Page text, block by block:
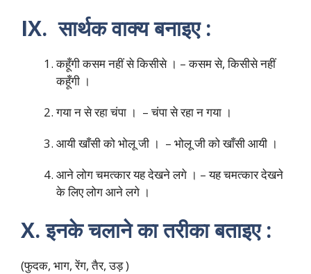
IX. सार्थक वाक्य बनाइए :
कहूँगी कसम नहीं से किसीसे । – कसम से, किसीसे नहीं
कहूँगी ।
गया न से रहा चंपा । – चंपा से रहा न गया ।
आयी खाँसी को भोलू जी । – भोलू जी को खाँसी आयी ।
आने लोग चमत्कार यह देखने लगे । – यह चमत्कार देखने
के लिए लोग आने लगे ।
X. इनके चलाने का तरीका बताइए :
(फुदक, भाग, रेंग, तैर, उड़ )